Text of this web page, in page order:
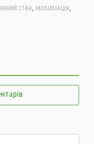
СТАН, МОБІЛІЗАЦІЯ,